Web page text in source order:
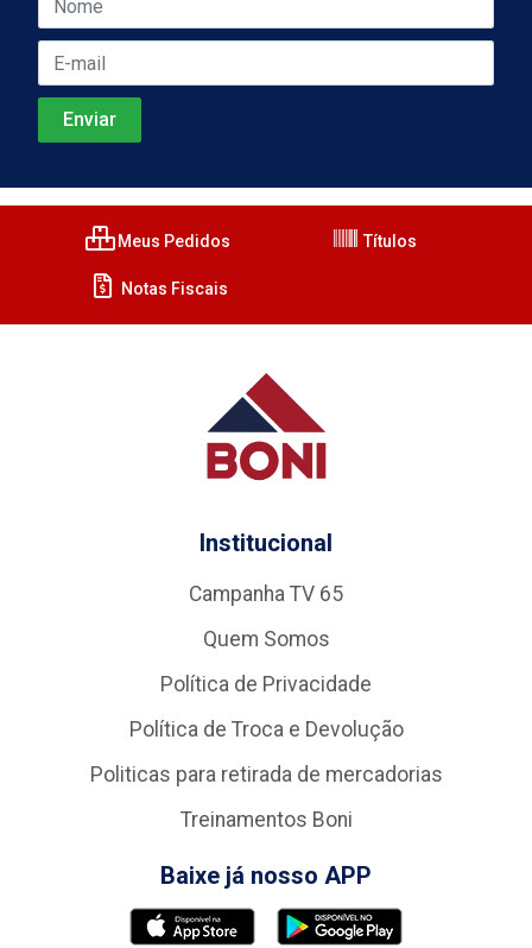
Meus Pedidos Títulos
Notas Fiscais
Institucional
Campanha TV 65
Quem Somos
Política de Privacidade
Política de Troca e Devolução
Politicas para retirada de mercadorias
Treinamentos Boni
Baixe já nosso APP